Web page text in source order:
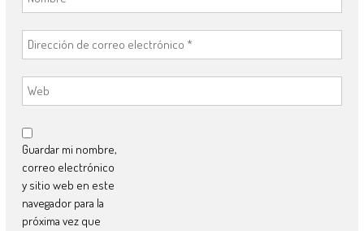
Guardar mi nombre,
correo electrónico
y sitio web en este
navegador para la
próxima vez que